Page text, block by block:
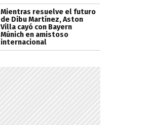
Mientras resuelve el futuro
de Dibu Martínez, Aston
Villa cayó con Bayern
Múnich en amistoso
internacional